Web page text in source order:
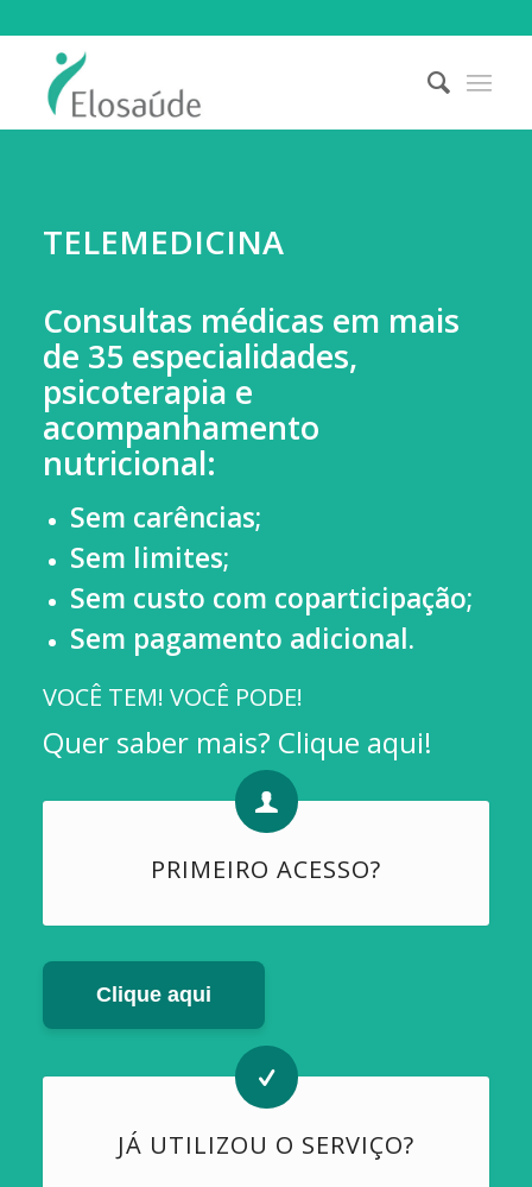
TELEMEDICINA
Consultas médicas em mais
de 35 especialidades,
psicoterapia e
acompanhamento
nutricional:
Sem carências;
Sem limites;
Sem custo com coparticipação;
Sem pagamento adicional.
VOCÊ TEM! VOCÊ PODE!
Quer saber mais? Clique aqui!
PRIMEIRO ACESSO?
Clique aqui
JÁ UTILIZOU O SERVIÇO?